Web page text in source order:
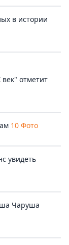
в истории
отметит
10 Фото
увидеть
Чаруша